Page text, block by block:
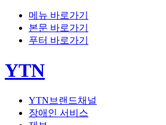
메뉴 바로가기
본문 바로가기
푸터 바로가기
YTN
YTN브랜드채널
장애인 서비스